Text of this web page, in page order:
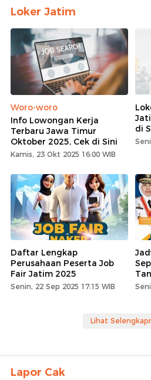
Loker Jatim
Woro-woro
Info Lowongan Kerja
Terbaru Jawa Timur
Oktober 2025, Cek di Sini
Kamis, 23 Okt 2025 16:00 WIB
di
Daftar Lengkap
Perusahaan Peserta Job
Fair Jatim 2025
Senin, 22 Sep 2025 17:15 WIB
Lihat
Lapor Cak